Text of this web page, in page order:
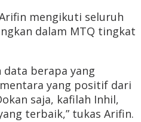
mengikuti seluruh
dalam MTQ tingkat
berapa yang
yang positif dari
saja, kafilah Inhil,
terbaik,” tukas Arifin.